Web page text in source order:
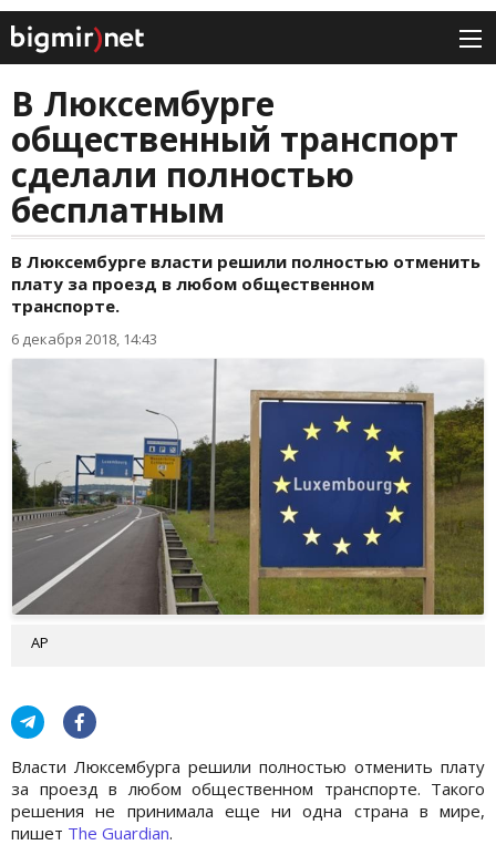
В Люксембурге
общественный транспорт
сделали полностью
бесплатным
В Люксембурге власти решили полностью отменить
плату за проезд в любом общественном
транспорте.
6 декабря 2018, 14:43
AP
Власти Люксембурга решили полностью отменить плату
за проезд в любом общественном транспорте. Такого
решения не принимала еще ни одна страна в мире,
пишет The Guardian.